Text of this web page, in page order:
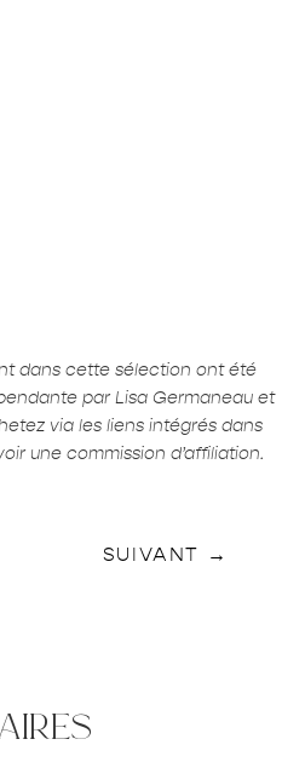
dans cette sélection ont été
par Lisa Germaneau et
via les liens intégrés dans
une commission d’affiliation.
SUIVANT →